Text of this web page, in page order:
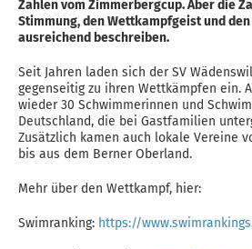
Zahlen vom Zimmerbergcup. Aber die
Stimmung, den Wettkampfgeist und
ausreichend beschreiben.
Seit Jahren laden sich der SV
gegenseitig zu ihren Wettkämpfen ein.
wieder 30 Schwimmerinnen und
Deutschland, die bei Gastfamilien
Zusätzlich kamen auch lokale Vereine
bis aus dem Berner Oberland.
Mehr über den Wettkampf, hier:
Swimranking: https://